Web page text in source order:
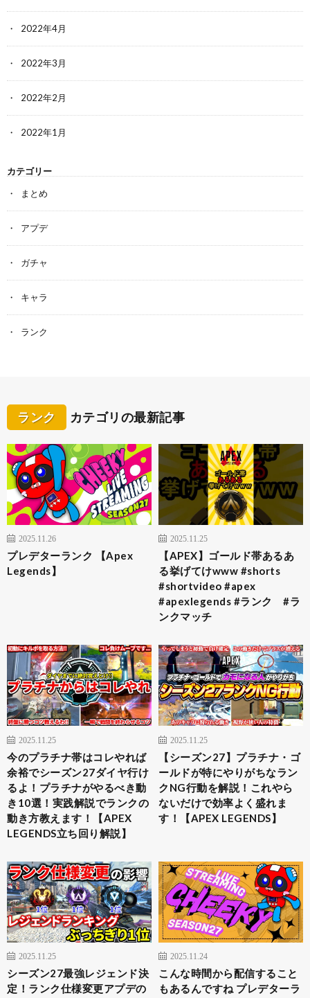
2022年4月
2022年3月
2022年2月
2022年1月
カテゴリー
まとめ
アプデ
ガチャ
キャラ
ランク
ランク カテゴリの最新記事
2025.11.26
プレデターランク 【Apex
Legends】
2025.11.25
【APEX】ゴールド帯あるあ
る挙げてけwww #shorts
#shortvideo #apex
#apexlegends #ランク #ラ
ンクマッチ
2025.11.25
今のプラチナ帯はコレやれば
余裕でシーズン27ダイヤ行け
るよ！プラチナがやるべき動
き10選！実践解説でランクの
動き方教えます！【APEX
LEGENDS立ち回り解説】
2025.11.25
【シーズン27】プラチナ・ゴ
ールドが特にやりがちなラン
クNG行動を解説！これやら
ないだけで効率よく盛れま
す！【APEX LEGENDS】
2025.11.25
シーズン27最強レジェンド決
定！ランク仕様変更アプデの
2025.11.24
こんな時間から配信すること
もあるんですね プレデターラ